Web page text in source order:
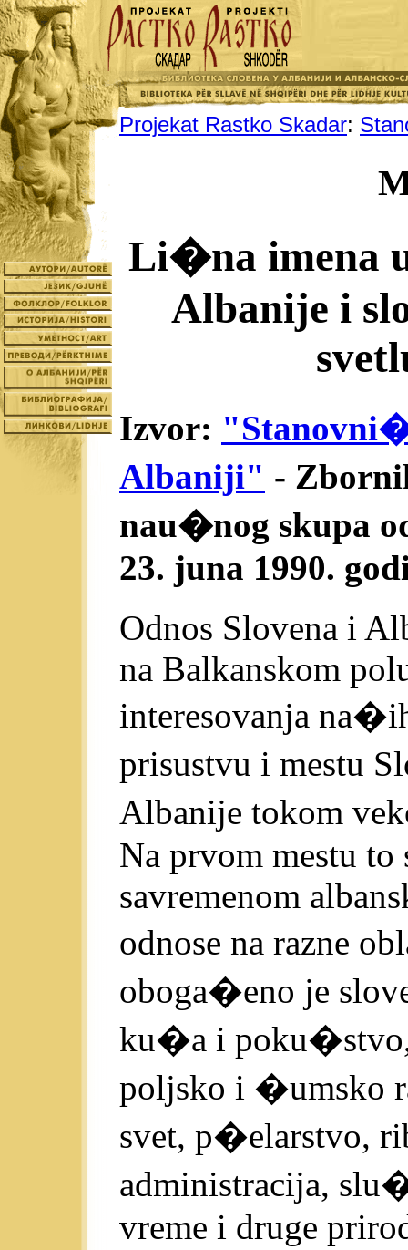
Projekat Rastko Skadar:
Li�na imena
Albanije i
Izvor:
Albaniji" -
nau�nog skupa
23. juna 1990.
Odnos Slovena i
na Balkanskom
interesovanja
prisustvu i mestu
Albanije tokom
Na prvom mestu to
savremenom
odnose na razne
oboga�eno je
ku�a i
poljsko i �umsko
svet, p�elarstvo,
administracija,
vreme i druge